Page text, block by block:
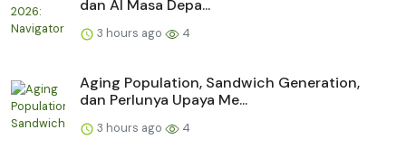
dan AI Masa Depa...
3 hours ago 4
Aging Population, Sandwich Generation,
dan Perlunya Upaya Me...
3 hours ago 4